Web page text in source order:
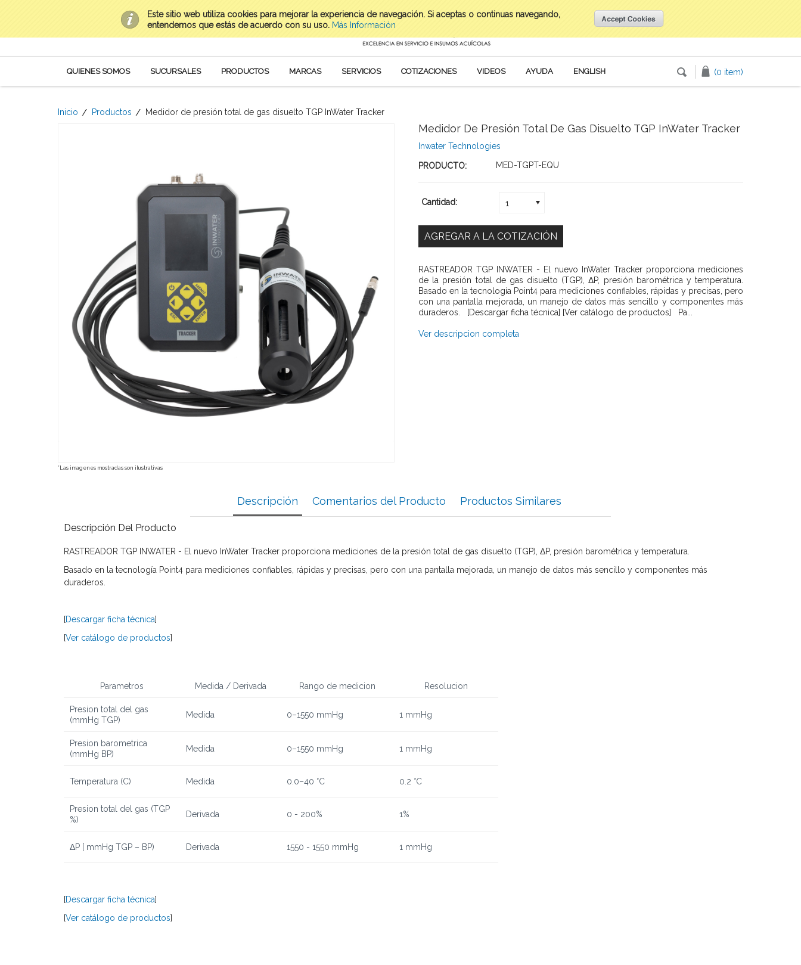
Este sitio web utiliza cookies para mejorar la experiencia de navegación. Si aceptas o continuas navegando,
entendemos que estás de acuerdo con su uso. Más Información
(669) 954-0282 al 85 Mi Cuenta Inicia tu sesión
QUIENES SOMOS SUCURSALES PRODUCTOS MARCAS SERVICIOS COTIZACIONES VIDEOS AYUDA ENGLISH (0 item)
Inicio Productos Medidor de presión total de gas disuelto TGP InWater Tracker
*Las imagenes mostradas son ilustrativas
Medidor De Presión Total De Gas Disuelto TGP InWater Tracker
Inwater Technologies
PRODUCTO: MED-TGPT-EQU
Cantidad: 1
RASTREADOR TGP INWATER - El nuevo InWater Tracker proporciona mediciones
de la presión total de gas disuelto (TGP), ΔP, presión barométrica y temperatura.
Basado en la tecnología Point4 para mediciones confiables, rápidas y precisas, pero
con una pantalla mejorada, un manejo de datos más sencillo y componentes más
duraderos. [Descargar ficha técnica] [Ver catálogo de productos] Pa...
Ver descripcion completa
Descripción Comentarios del Producto Productos Similares
Descripción Del Producto
RASTREADOR TGP INWATER - El nuevo InWater Tracker proporciona mediciones de la presión total de gas disuelto (TGP), ΔP, presión barométrica y temperatura.
Basado en la tecnología Point4 para mediciones confiables, rápidas y precisas, pero con una pantalla mejorada, un manejo de datos más sencillo y componentes más
duraderos.
[Descargar ficha técnica]
[Ver catálogo de productos]
Parametros Medida / Derivada Rango de medicion Resolucion
Presion total del gas
(mmHg TGP)
Medida 0–1550 mmHg 1 mmHg
Presion barometrica
(mmHg BP)
Medida 0–1550 mmHg 1 mmHg
Temperatura (C) Medida 0.0–40 °C 0.2 °C
Presion total del gas (TGP
%)
Derivada 0 - 200% 1%
ΔP [ mmHg TGP – BP) Derivada 1550 - 1550 mmHg 1 mmHg
[Descargar ficha técnica]
[Ver catálogo de productos]